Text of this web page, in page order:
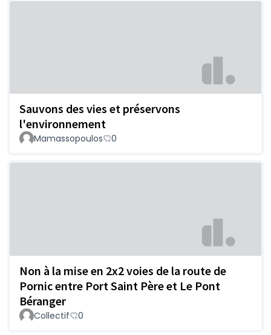
Sauvons des vies et préservons
l'environnement
Mamassopoulos 0
Non à la mise en 2x2 voies de la route de
Pornic entre Port Saint Père et Le Pont
Béranger
Collectif 0